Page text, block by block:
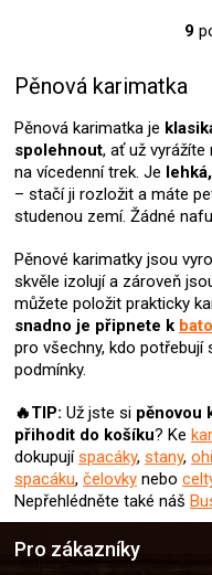
9
Pěnová karimatka
Pěnová karimatka je
spolehnout, ať už vyrážíte
na vícedenní trek. Je
– stačí ji rozložit a máte
studenou zemí. Žádné
Pěnové karimatky jsou
skvěle izolují a zároveň
můžete položit prakticky
snadno je připnete k
pro všechny, kdo potřebují
podmínky.
🔥TIP: Už jste si pěnovou
přihodit do košíku? Ke
dokupujíspacáky, stany,
spacáku, čelovky nebo
Nepřehlédněte také náš
Pro zákazníky